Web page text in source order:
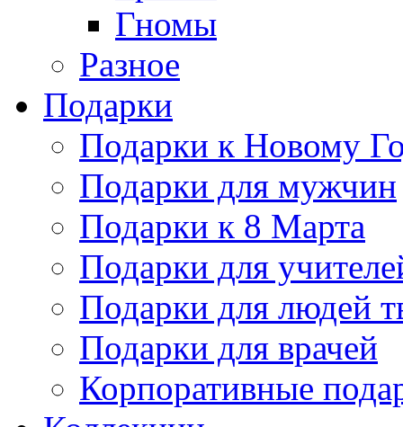
Гномы
Разное
Подарки
Подарки к Новому
Подарки для мужчин
Подарки к 8 Марта
Подарки для
Подарки для людей
Подарки для врачей
Корпоративные